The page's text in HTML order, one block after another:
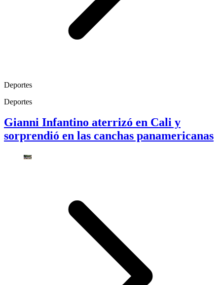
Deportes
Deportes
Gianni Infantino aterrizó en Cali y
sorprendió en las canchas panamericanas